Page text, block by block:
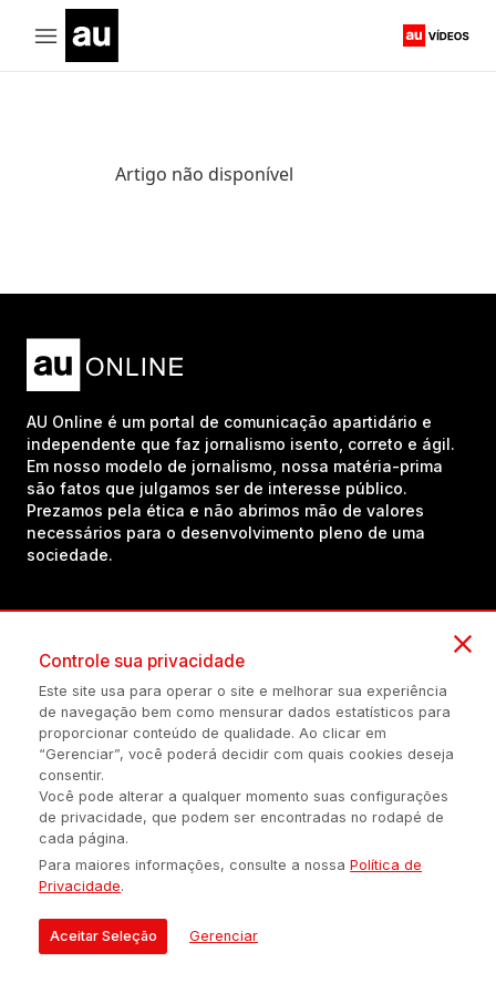
Artigo não disponível
AU Online é um portal de comunicação apartidário e
independente que faz jornalismo isento, correto e ágil.
Em nosso modelo de jornalismo, nossa matéria-prima
são fatos que julgamos ser de interesse público.
Prezamos pela ética e não abrimos mão de valores
necessários para o desenvolvimento pleno de uma
sociedade.
(54) 98434-8385
Política de privacidade Configuração de Cookies Quem Somos
É proibida a reprodução do conteúdo desta página em qualquer
meio de comunicação, eletrônico ou impreso, sem autorização
escrita de Auonline Comunicação Eireli.
© 2026 AUONLINE COMUNICAÇÃO EIRELI - CNPJ: 17.375.200/0001-
21
Controle sua privacidade
Este site usa para operar o site e melhorar sua experiência
de navegação bem como mensurar dados estatísticos para
proporcionar conteúdo de qualidade. Ao clicar em
“Gerenciar”, você poderá decidir com quais cookies deseja
consentir.
Você pode alterar a qualquer momento suas configurações
de privacidade, que podem ser encontradas no rodapé de
cada página.
Para maiores informações, consulte a nossaPolítica de
Privacidade.
Aceitar Seleção Gerenciar